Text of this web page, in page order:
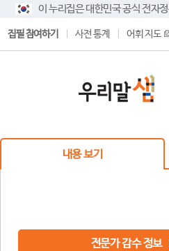
이 누리집은 대한민국 공식 전자
집필 참여하기 사전 통계 어휘 지도
내용 보기
전문가 감수 정보